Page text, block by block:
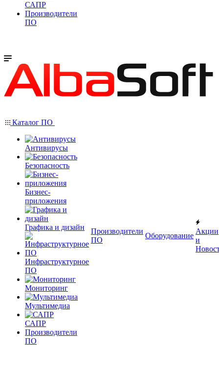
САПР
Производители
ПО
Каталог ПО
Антивирусы
Безопасность
Бизнес-
приложения
Графика и дизайн
Инфраструктурное
ПО
Мониторинг
Мультимедиа
САПР
Производители
ПО
Производители
ПО
Оборудование
Акции
и